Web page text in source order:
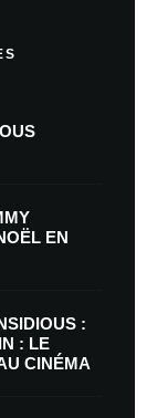
EN
:
: LE
CINÉMA